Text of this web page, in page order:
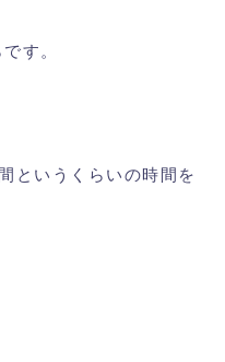
す。
というくらいの時間を